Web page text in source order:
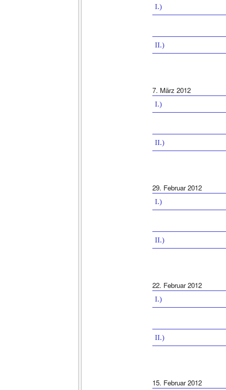
I.)
II.)
7. März 2012
I.)
II.)
29. Februar 2012
I.)
II.)
22. Februar 2012
I.)
II.)
15. Februar 2012